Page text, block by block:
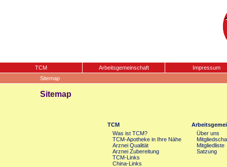
TCM Arbeitsgemeinschaft
Impressum
Sitemap
Sitemap
TCM
Was ist TCM?
TCM-Apotheke in Ihre Nähe
Arznei Qualität
Arznei Zubereitung
TCM-Links
China-Links
Über uns
Mitgliedliste
Satzung